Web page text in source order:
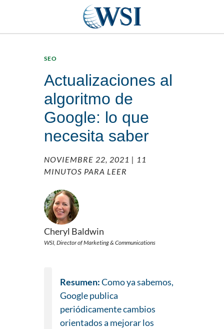
SEO
Actualizaciones al
algoritmo de
Google: lo que
necesita saber
NOVIEMBRE 22, 2021 | 11
MINUTOS PARA LEER
Cheryl Baldwin
WSI, Director of Marketing & Communications
Resumen:Como ya sabemos,
Google publica
periódicamente cambios
orientados a mejorar los